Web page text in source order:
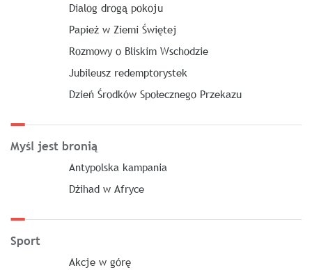
Dialog drogą pokoju
Papież w Ziemi Świętej
Rozmowy o Bliskim Wschodzie
Jubileusz redemptorystek
Dzień Środków Społecznego Przekazu
Myśl jest bronią
Antypolska kampania
Dżihad w Afryce
Sport
Akcje w górę